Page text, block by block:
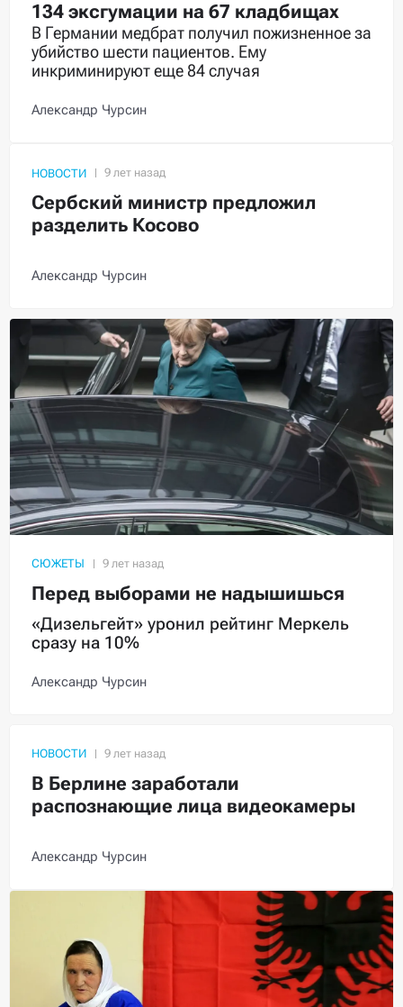
134 эксгумации на 67 кладбищах
В Германии медбрат получил пожизненное за
убийство шести пациентов. Ему
инкриминируют еще 84 случая
Александр Чурсин
НОВОСТИ
Сербский министр предложил
разделить Косово
Александр Чурсин
СЮЖЕТЫ
Перед выборами не надышишься
«Дизельгейт» уронил рейтинг Меркель
сразу на 10%
Александр Чурсин
НОВОСТИ
В Берлине заработали
распознающие лица видеокамеры
Александр Чурсин